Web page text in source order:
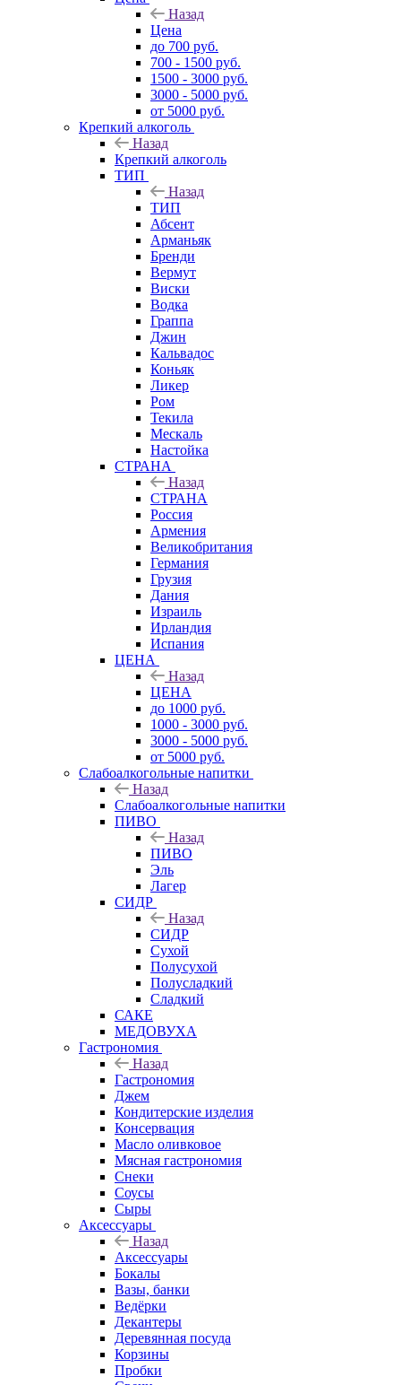
Назад
Цена
до 700 руб.
700 - 1500 руб.
1500 - 3000 руб.
3000 - 5000 руб.
от 5000 руб.
Крепкий алкоголь
Назад
Крепкий алкоголь
ТИП
Назад
ТИП
Абсент
Арманьяк
Бренди
Вермут
Виски
Водка
Граппа
Джин
Кальвадос
Коньяк
Ликер
Ром
Текила
Мескаль
Настойка
СТРАНА
Назад
СТРАНА
Россия
Армения
Великобритания
Германия
Грузия
Дания
Израиль
Ирландия
Испания
ЦЕНА
Назад
ЦЕНА
до 1000 руб.
1000 - 3000 руб.
3000 - 5000 руб.
от 5000 руб.
Слабоалкогольные напитки
Назад
Слабоалкогольные напитки
ПИВО
Назад
ПИВО
Эль
Лагер
СИДР
Назад
СИДР
Сухой
Полусухой
Полусладкий
Сладкий
САКЕ
МЕДОВУХА
Гастрономия
Назад
Гастрономия
Джем
Кондитерские изделия
Консервация
Масло оливковое
Мясная гастрономия
Снеки
Соусы
Сыры
Аксессуары
Назад
Аксессуары
Бокалы
Вазы, банки
Ведёрки
Декантеры
Деревянная посуда
Корзины
Пробки